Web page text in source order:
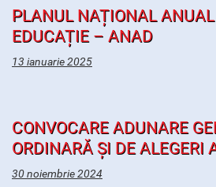
PLANUL NAȚIONAL
EDUCAȚIE – ANAD
13 ianuarie 2025
CONVOCARE ADUNARE
ORDINARĂ ȘI DE ALEGERI
30 noiembrie 2024